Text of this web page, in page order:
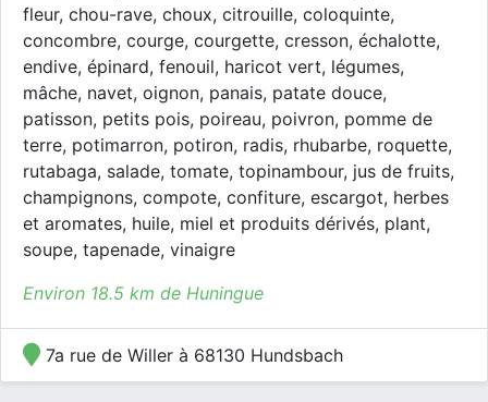
fleur, chou-rave, choux, citrouille, coloquinte,
concombre, courge, courgette, cresson, échalotte,
endive, épinard, fenouil, haricot vert, légumes,
mâche, navet, oignon, panais, patate douce,
patisson, petits pois, poireau, poivron, pomme de
terre, potimarron, potiron, radis, rhubarbe, roquette,
rutabaga, salade, tomate, topinambour, jus de fruits,
champignons, compote, confiture, escargot, herbes
et aromates, huile, miel et produits dérivés, plant,
soupe, tapenade, vinaigre
Environ 18.5 km de Huningue
7a rue de Willer à 68130 Hundsbach